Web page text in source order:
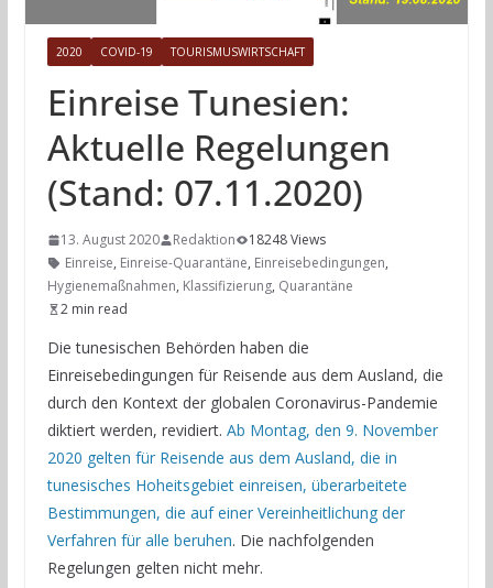
2020 COVID-19 TOURISMUSWIRTSCHAFT
Einreise Tunesien:
Aktuelle Regelungen
(Stand: 07.11.2020)
13. August 2020 Redaktion
18248 Views
Einreise, Einreise-Quarantäne, Einreisebedingungen,
Hygienemaßnahmen, Klassifizierung, Quarantäne
2 min read
Die tunesischen Behörden haben die
Einreisebedingungen für Reisende aus dem Ausland, die
durch den Kontext der globalen Coronavirus-Pandemie
diktiert werden, revidiert. Ab Montag, den 9. November
2020 gelten für Reisende aus dem Ausland, die in
tunesisches Hoheitsgebiet einreisen, überarbeitete
Bestimmungen, die auf einer Vereinheitlichung der
Verfahren für alle beruhen. Die nachfolgenden
Regelungen gelten nicht mehr.